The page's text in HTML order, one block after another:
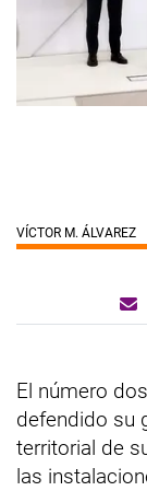
VÍCTOR M. ÁLVAREZ
El número
defendido su
territorial de
las